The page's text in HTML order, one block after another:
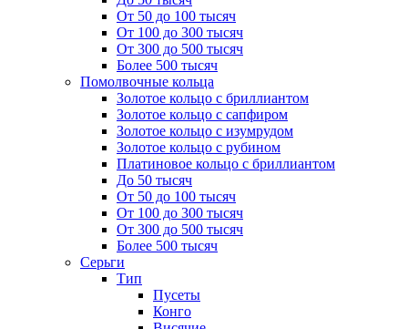
От 50 до 100 тысяч
От 100 до 300 тысяч
От 300 до 500 тысяч
Более 500 тысяч
Помолвочные кольца
Золотое кольцо с бриллиантом
Золотое кольцо с сапфиром
Золотое кольцо с изумрудом
Золотое кольцо с рубином
Платиновое кольцо с бриллиантом
До 50 тысяч
От 50 до 100 тысяч
От 100 до 300 тысяч
От 300 до 500 тысяч
Более 500 тысяч
Серьги
Тип
Пусеты
Конго